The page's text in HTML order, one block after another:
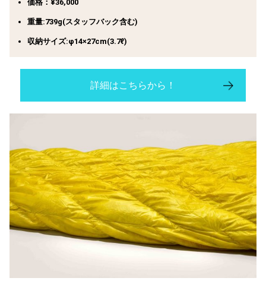
価格：¥36,000
重量:739g(スタッフバック含む)
収納サイズ:φ14×27cm(3.7ℓ)
詳細はこちらから！